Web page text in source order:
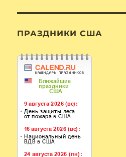
ПРАЗДНИКИ США